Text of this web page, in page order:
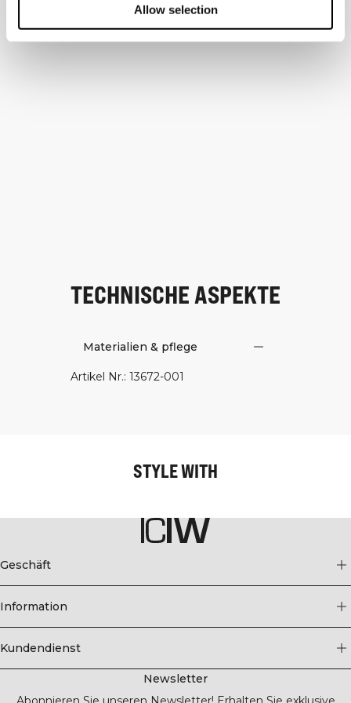
Allow selection
TECHNISCHE ASPEKTE
Materialien & pflege
Artikel Nr.: 13672-001
STYLE WITH
Geschäft
Information
Kundendienst
Newsletter